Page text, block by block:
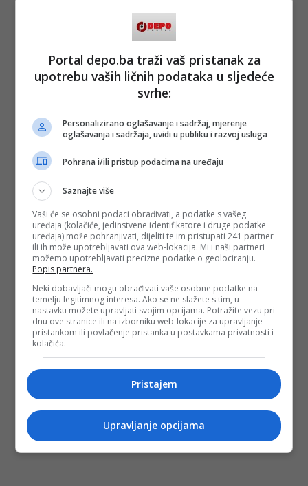
prihvatiti. To što sam tada odlučio bio je najgori trenutak u
životu moje mame. Danas imam 28 godina, a ona i dalje
zaplače svaki put kada me posjeti i kada se mora vratiti kući.
godina. Sav ovaj medijski pritisak, novac i slava njoj nisu
bitni - rekao je Demirović koji je inače rođen u Njemačkoj
1998. godine.
se tamo preselio neposredno prije rata.
PODIJELI NA
Depo.bapratite putem društvenih mreža Twitter iFacebook
Portal depo.ba traži vaš pristanak za
upotrebu vaših ličnih podataka u sljedeće
svrhe:
Personalizirano oglašavanje i sadržaj, mjerenje
oglašavanja i sadržaja, uvidi u publiku i razvoj usluga
Pohrana i/ili pristup podacima na uređaju
Saznajte više
Vaši će se osobni podaci obrađivati, a podatke s vašeg
uređaja (kolačiće, jedinstvene identifikatore i druge podatke
uređaja) može pohranjivati, dijeliti te im pristupati 241 partner
ili ih može upotrebljavati ova web-lokacija. Mi i naši partneri
možemo upotrebljavati precizne podatke o geolociranju.
Popis partnera.
Neki dobavljači mogu obrađivati vaše osobne podatke na
temelju legitimnog interesa. Ako se ne slažete s tim, u
nastavku možete upravljati svojim opcijama. Potražite vezu pri
dnu ove stranice ili na izborniku web-lokacije za upravljanje
pristankom ili povlačenje pristanka u postavkama privatnosti i
kolačića.
Pristajem
Upravljanje opcijama